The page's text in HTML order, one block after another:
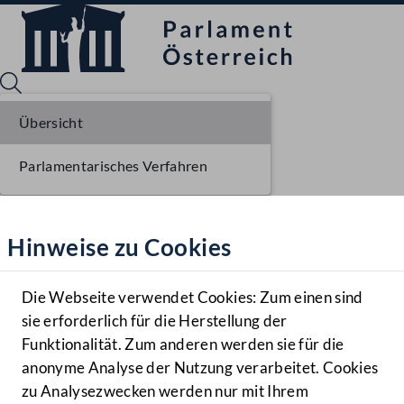
Hilfe
Benutzer
Navigationsmenü öffnen
MENÜ
Hinweise zu Cookies
Die Webseite verwendet Cookies: Zum einen sind
sie erforderlich für die Herstellung der
Funktionalität. Zum anderen werden sie für die
anonyme Analyse der Nutzung verarbeitet. Cookies
zu Analysezwecken werden nur mit Ihrem
Übersicht
Parlamentarisches Verfahren